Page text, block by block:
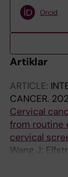
Orcid
Artiklar
ARTICLE:
CANCER.
Cervical
from routine
cervical
Wang J;
Ploner A;